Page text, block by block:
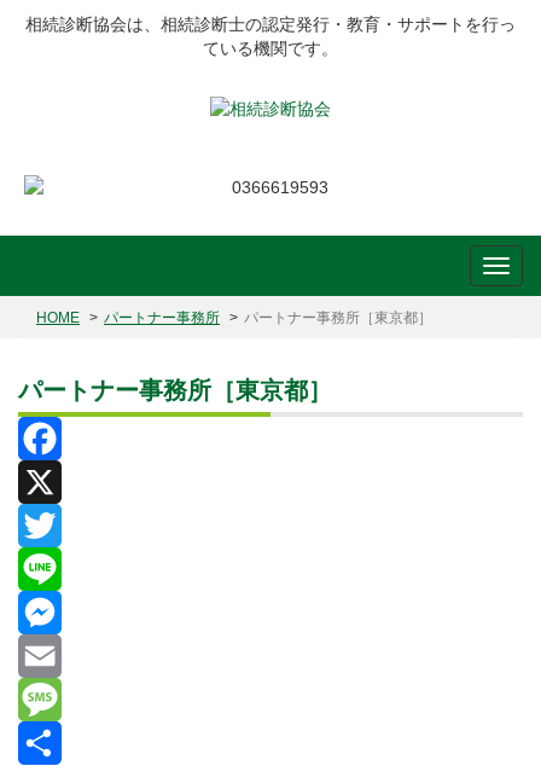
相続診断協会は、相続診断士の認定発行・教育・サポートを行っ
ている機関です。
HOME パートナー事務所 パートナー事務所［東京都］
パートナー事務所［東京都］
Facebook
X
Twitter
Line
Messenger
Email
Message